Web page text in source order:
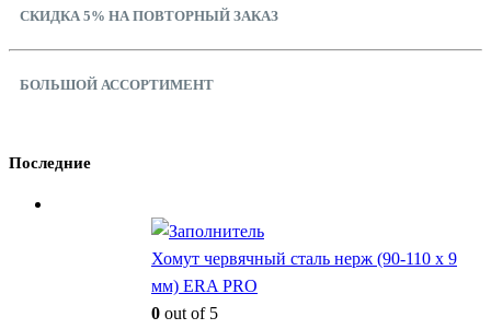
СКИДКА 5% НА ПОВТОРНЫЙ ЗАКАЗ
БОЛЬШОЙ АССОРТИМЕНТ
Последние
Хомут червячный сталь нерж (90-110 x 9
мм) ERA PRO
0 out of 5